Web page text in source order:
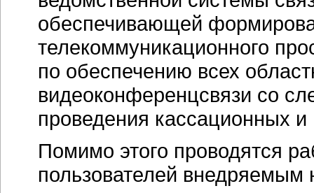
обеспечивающей
телекоммуникационного
по обеспечению всех
видеоконференцсвязи со
проведения кассационных
Помимо этого проводятся
пользователей внедряемым